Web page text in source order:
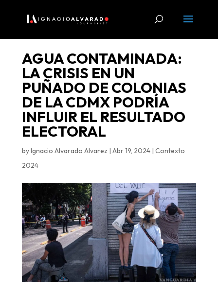
AGUA CONTAMINADA:
LA CRISIS EN UN
PUÑADO DE COLONIAS
DE LA CDMX PODRÍA
INFLUIR EL RESULTADO
ELECTORAL
byIgnacio Alvarado Alvarez | Abr 19, 2024| Contexto
2024